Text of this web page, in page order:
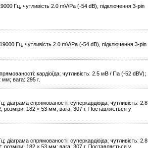
Гц, чутливість 2.0 mV/Pa (-54 dB), підключення 3-pin
Гц, чутливість 2.0 mV/Pa (-54 dB), підключення 3-pin
кардіоїда; чутливість: 2.5 мВ / Па (-52 dBV);
мм; вага: 295 г.
спрямованості: суперкардіоіда; чутливість: 2.8
182 × 53 мм; вага: 307 г. Поставляється у
спрямованості: суперкардіоіда; чутливість: 2.8
182 × 53 мм; вага: 307 г. Поставляється у